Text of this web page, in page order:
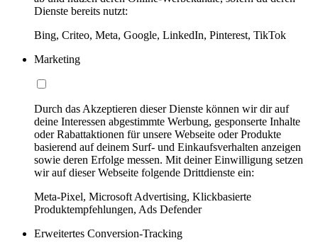
Dienste bereits nutzt:
Bing, Criteo, Meta, Google, LinkedIn, Pinterest, TikTok
Marketing
Durch das Akzeptieren dieser Dienste können wir dir auf
deine Interessen abgestimmte Werbung, gesponserte Inhalte
oder Rabattaktionen für unsere Webseite oder Produkte
basierend auf deinem Surf- und Einkaufsverhalten anzeigen
sowie deren Erfolge messen. Mit deiner Einwilligung setzen
wir auf dieser Webseite folgende Drittdienste ein:
Meta-Pixel, Microsoft Advertising, Klickbasierte
Produktempfehlungen, Ads Defender
Erweitertes Conversion-Tracking